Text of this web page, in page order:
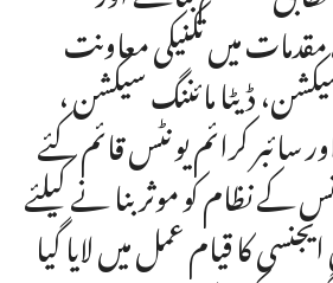
میں تکنیکی معاونت
ڈیٹا مائننگ سیکشن ،
سائبر کرائم یونٹس قائم کئے
کے نظام کو موثر بنا نے کیلئے
کا قیام عمل میں لایا گیا